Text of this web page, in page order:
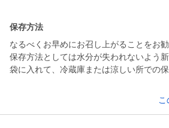
保存方法
なるべくお早めにお召し上がることをお
保存方法としては水分が失われないよう
袋に入れて、冷蔵庫または涼しい所での保